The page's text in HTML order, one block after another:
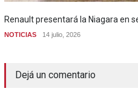
Renault presentará la Niagara en
NOTICIAS 14 julio, 2026
Dejá un comentario